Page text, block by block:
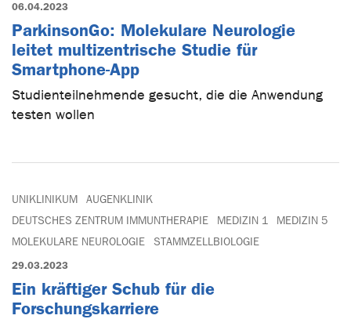
06.04.2023
ParkinsonGo: Molekulare Neurologie
leitet multizentrische Studie für
Smartphone-App
Studienteilnehmende gesucht, die die Anwendung
testen wollen
UNIKLINIKUM
AUGENKLINIK
DEUTSCHES ZENTRUM IMMUNTHERAPIE
MEDIZIN 1
MEDIZIN 5
MOLEKULARE NEUROLOGIE
STAMMZELLBIOLOGIE
29.03.2023
Ein kräftiger Schub für die
Forschungskarriere